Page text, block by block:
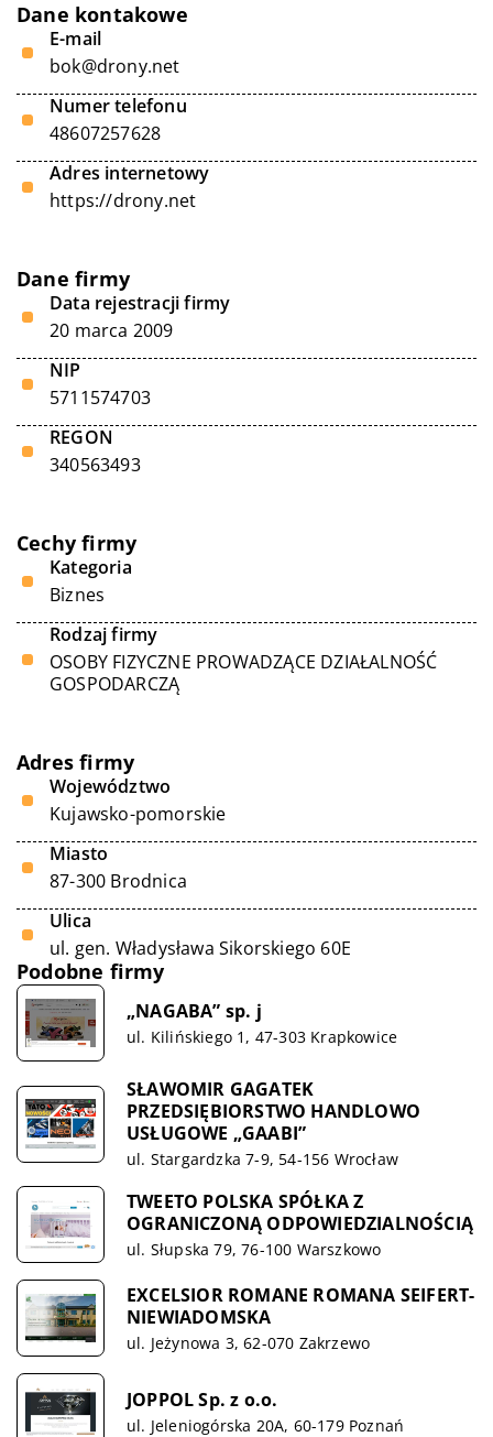
Dane kontakowe
E-mail
bok@drony.net
Numer telefonu
48607257628
Adres internetowy
https://drony.net
Dane firmy
Data rejestracji firmy
20 marca 2009
NIP
5711574703
REGON
340563493
Cechy firmy
Kategoria
Biznes
Rodzaj firmy
OSOBY FIZYCZNE PROWADZĄCE DZIAŁALNOŚĆ
GOSPODARCZĄ
Adres firmy
Województwo
Kujawsko-pomorskie
Miasto
87-300 Brodnica
Ulica
ul. gen. Władysława Sikorskiego 60E
Podobne firmy
„NAGABA” sp. j
ul. Kilińskiego 1, 47-303 Krapkowice
SŁAWOMIR GAGATEK
PRZEDSIĘBIORSTWO HANDLOWO
USŁUGOWE „GAABI”
ul. Stargardzka 7-9, 54-156 Wrocław
TWEETO POLSKA SPÓŁKA Z
OGRANICZONĄ ODPOWIEDZIALNOŚCIĄ
ul. Słupska 79, 76-100 Warszkowo
EXCELSIOR ROMANE ROMANA SEIFERT-
NIEWIADOMSKA
ul. Jeżynowa 3, 62-070 Zakrzewo
JOPPOL Sp. z o.o.
ul. Jeleniogórska 20A, 60-179 Poznań